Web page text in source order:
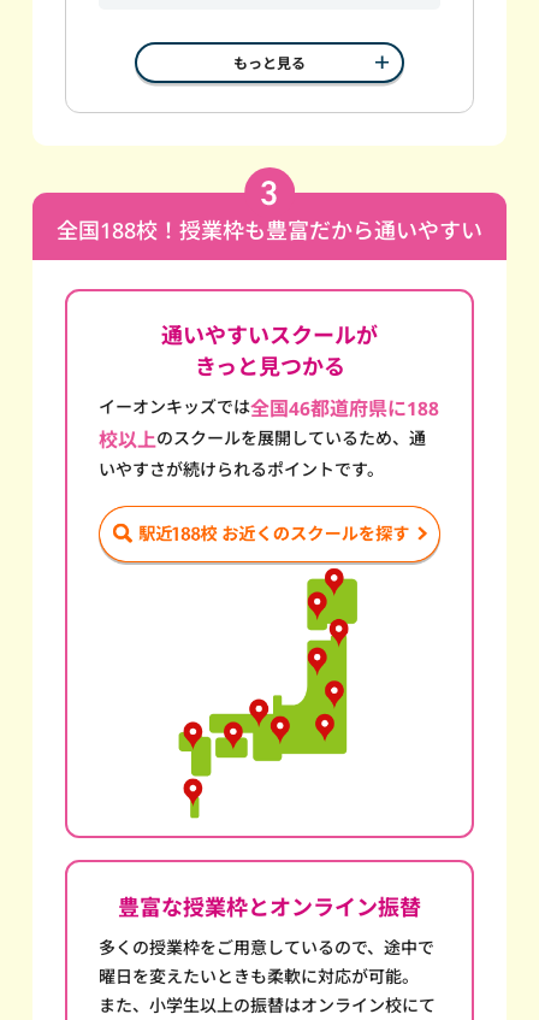
もっと見る
全国188校！授業枠も豊富だから通いやすい
通いやすいスクールが
きっと見つかる
イーオンキッズでは全国46都道府県に188
校以上のスクールを展開しているため、通
いやすさが続けられるポイントです。
豊富な授業枠とオンライン振替
多くの授業枠をご用意しているので、途中で
曜日を変えたいときも柔軟に対応が可能。
また、小学生以上の振替はオンライン校にて